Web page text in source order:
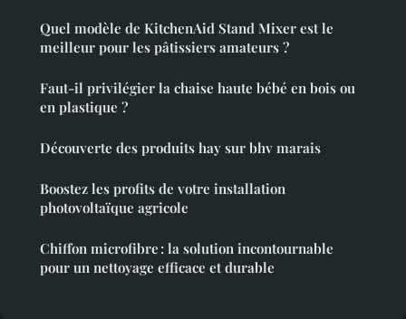
Quel modèle de KitchenAid Stand Mixer est le
meilleur pour les pâtissiers amateurs ?
Faut-il privilégier la chaise haute bébé en bois ou
en plastique ?
Découverte des produits hay sur bhv marais
Boostez les profits de votre installation
photovoltaïque agricole
Chiffon microfibre : la solution incontournable
pour un nettoyage efficace et durable